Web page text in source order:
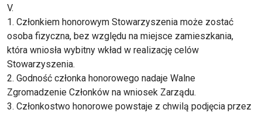
V.
1. Członkiem honorowym Stowarzyszenia może zostać
osoba fizyczna, bez względu na miejsce zamieszkania,
która wniosła wybitny wkład w realizację celów
Stowarzyszenia.
2. Godność członka honorowego nadaje Walne
Zgromadzenie Członków na wniosek Zarządu.
3. Członkostwo honorowe powstaje z chwilą podjęcia przez